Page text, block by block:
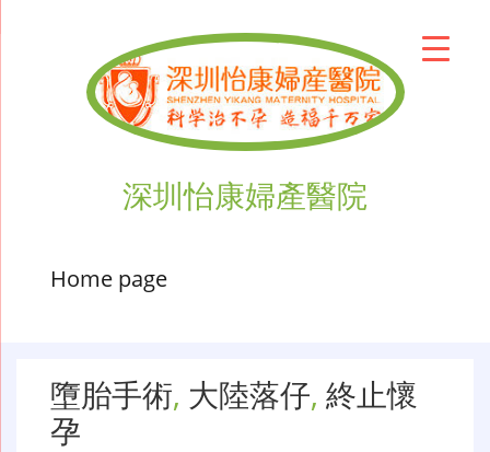
深圳怡康婦產醫院
Home page
墮胎手術, 大陸落仔, 終止懷
孕